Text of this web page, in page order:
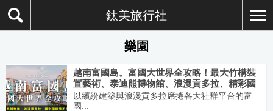
鈦美旅行社
樂園
越南富國島。富國大世界全攻略！最大竹構裝
置藝術、泰迪熊博物館、浪漫貢多拉、精彩國
粹秀不用飛歐洲也有的繽紛氛圍！
以繽紛建築與浪漫貢多拉席捲各大社群平台的富
國...